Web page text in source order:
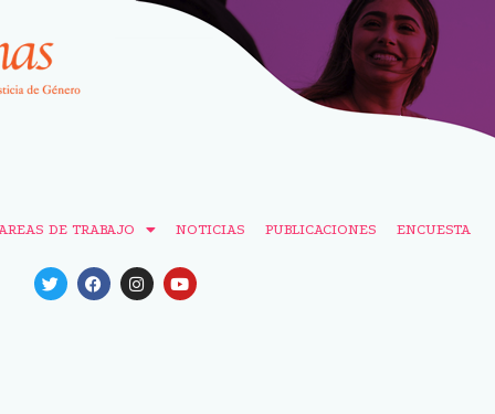
DE TRABAJO NOTICIAS PUBLICACIONES ENCUESTA